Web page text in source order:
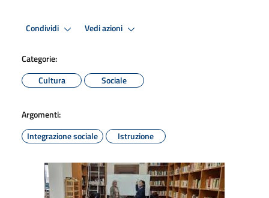
Condividi Vedi azioni
Categorie:
Cultura
Sociale
Argomenti:
Integrazione sociale
Istruzione